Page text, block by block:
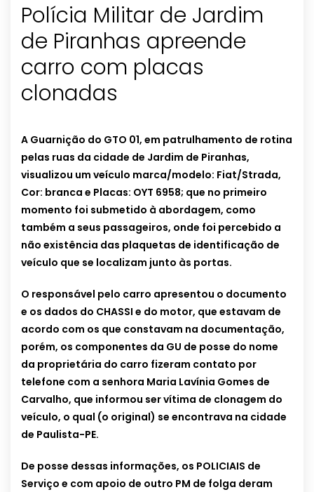
Polícia Militar de Jardim
de Piranhas apreende
carro com placas
clonadas
A Guarnição do GTO 01, em patrulhamento de rotina
pelas ruas da cidade de Jardim de Piranhas,
visualizou um veículo marca/modelo: Fiat/Strada,
Cor: branca e Placas: OYT 6958; que no primeiro
momento foi submetido à abordagem, como
também a seus passageiros, onde foi percebido a
não existência das plaquetas de identificação de
veículo que se localizam junto às portas.
O responsável pelo carro apresentou o documento
e os dados do CHASSI e do motor, que estavam de
acordo com os que constavam na documentação,
porém, os componentes da GU de posse do nome
da proprietária do carro fizeram contato por
telefone com a senhora Maria Lavínia Gomes de
Carvalho, que informou ser vítima de clonagem do
veículo, o qual (o original) se encontrava na cidade
de Paulista-PE.
De posse dessas informações, os POLICIAIS de
Serviço e com apoio de outro PM de folga deram